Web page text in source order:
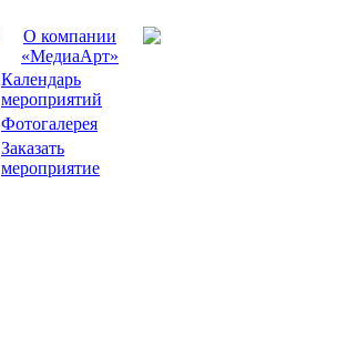
О компании
«МедиаАрт»
Календарь
мероприятий
Фотогалерея
Заказать
мероприятие